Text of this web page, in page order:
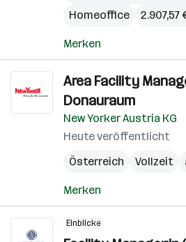
Homeoffice
Merken
Area Facility
Donauraum
New Yorker Austria KG
Heute veröffentlicht
Österreich
Vollzeit
Merken
Einblicke